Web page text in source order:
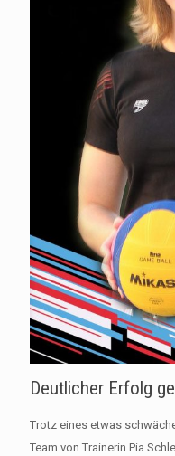
Deutlicher Erfolg
Trotz eines etwas
Team von Trainerin Pia